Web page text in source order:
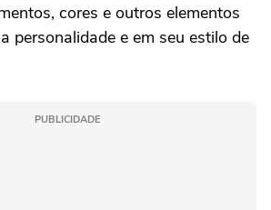
cores e outros elementos
personalidade e em seu estilo de
PUBLICIDADE